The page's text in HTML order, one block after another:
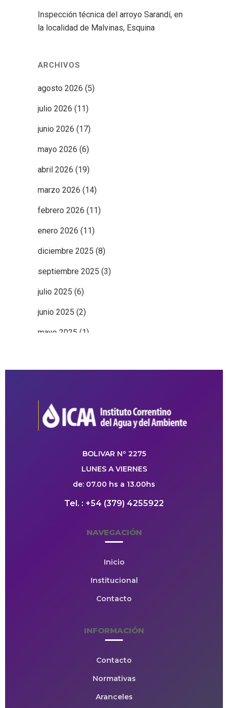
Inspección técnica del arroyo Sarandí, en
la localidad de Malvinas, Esquina
ARCHIVOS
agosto 2026 (5)
julio 2026 (11)
junio 2026 (17)
mayo 2026 (6)
abril 2026 (19)
marzo 2026 (14)
febrero 2026 (11)
enero 2026 (11)
diciembre 2025 (8)
septiembre 2025 (3)
julio 2025 (6)
junio 2025 (2)
mayo 2025 (1)
BOLIVAR Nº 2275
LUNES A VIERNES
de: 07.00 hs a 13.00hs
Tel. : +54 (379) 4255922
NAVEGACIÓN
Inicio
Institucional
Contacto
INFORMACIÓN
Contacto
Normativas
Aranceles